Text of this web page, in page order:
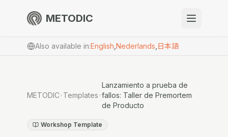
METODIC
When to use
Also available in:English Nederlands 日本語
METODIC Templates
Lanzamiento a prueba de
fallos: Taller de Premortem
de Producto
Workshop Template